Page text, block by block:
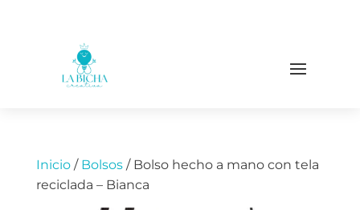
Inicio/ Bolsos/ Bolso hecho a mano con tela
reciclada – Bianca